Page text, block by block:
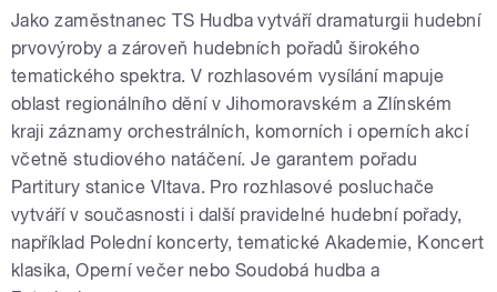
Jako zaměstnanec TS Hudba vytváří dramaturgii hudební
prvovýroby a zároveň hudebních pořadů širokého
tematického spektra. V rozhlasovém vysílání mapuje
oblast regionálního dění v Jihomoravském a Zlínském
kraji záznamy orchestrálních, komorních i operních akcí
včetně studiového natáčení. Je garantem pořadu
Partitury stanice Vltava. Pro rozhlasové posluchače
vytváří v současnosti i další pravidelné hudební pořady,
například Polední koncerty, tematické Akademie, Koncert
klasika, Operní večer nebo Soudobá hudba a